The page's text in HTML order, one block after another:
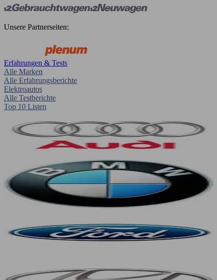
Unsere Partnerseiten:
Erfahrungen & Tests
Alle Marken
Alle Erfahrungsberichte
Elektroautos
Alle Testberichte
Top 10 Listen